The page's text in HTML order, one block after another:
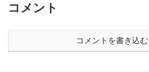
コメント
コメントを書き込む